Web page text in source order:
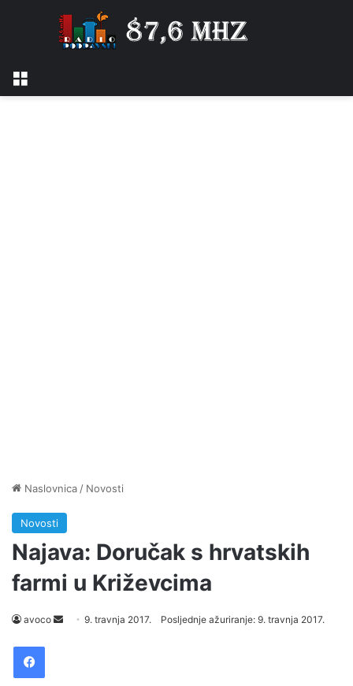
Naslovnica / Novosti
Novosti
Najava: Doručak s hrvatskih
farmi u Križevcima
avoco 9. travnja 2017. Posljednje ažuriranje: 9. travnja 2017.